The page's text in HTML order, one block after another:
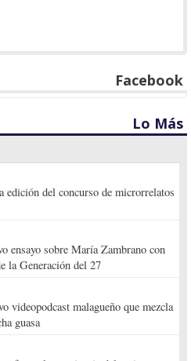
Facebook
Lo Más
edición del concurso de microrrelatos
ensayo sobre María Zambrano con
la Generación del 27
videopodcast malagueño que mezcla
guasa